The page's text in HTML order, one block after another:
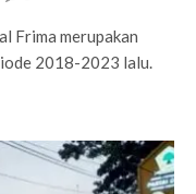
Frima merupakan
2018-2023 lalu.